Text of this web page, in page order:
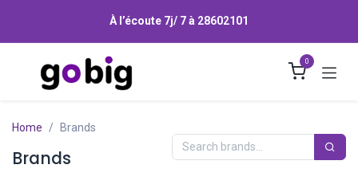
À l’écoute 7j/ 7 à 28602101
0
Home Brands
Brands